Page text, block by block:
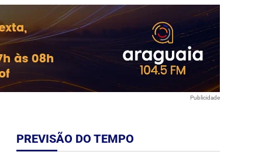
Publicidade
PREVISÃO DO TEMPO